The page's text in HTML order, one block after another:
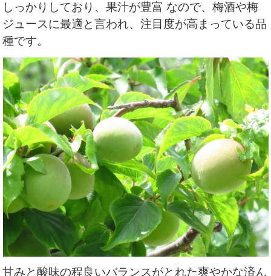
しっかりしており、果汁が豊富 なので、梅酒や梅
ジュースに最適と言われ、注目度が高まっている品
種です。
甘みと酸味の程良いバランスがとれた爽やかな済ん